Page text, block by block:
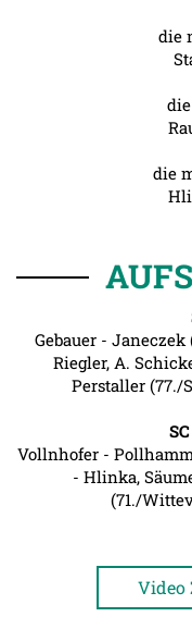
die
die
Gebauer -
Riegler, A.
Perstaller (77./
Vollnhofer -
- Hlinka,
(71./
Video